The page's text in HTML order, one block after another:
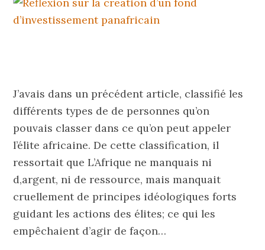
J’avais dans un précédent article, classifié les
différents types de de personnes qu’on
pouvais classer dans ce qu’on peut appeler
l’élite africaine. De cette classification, il
ressortait que L’Afrique ne manquais ni
d,argent, ni de ressource, mais manquait
cruellement de principes idéologiques forts
guidant les actions des élites; ce qui les
empêchaient d’agir de façon…